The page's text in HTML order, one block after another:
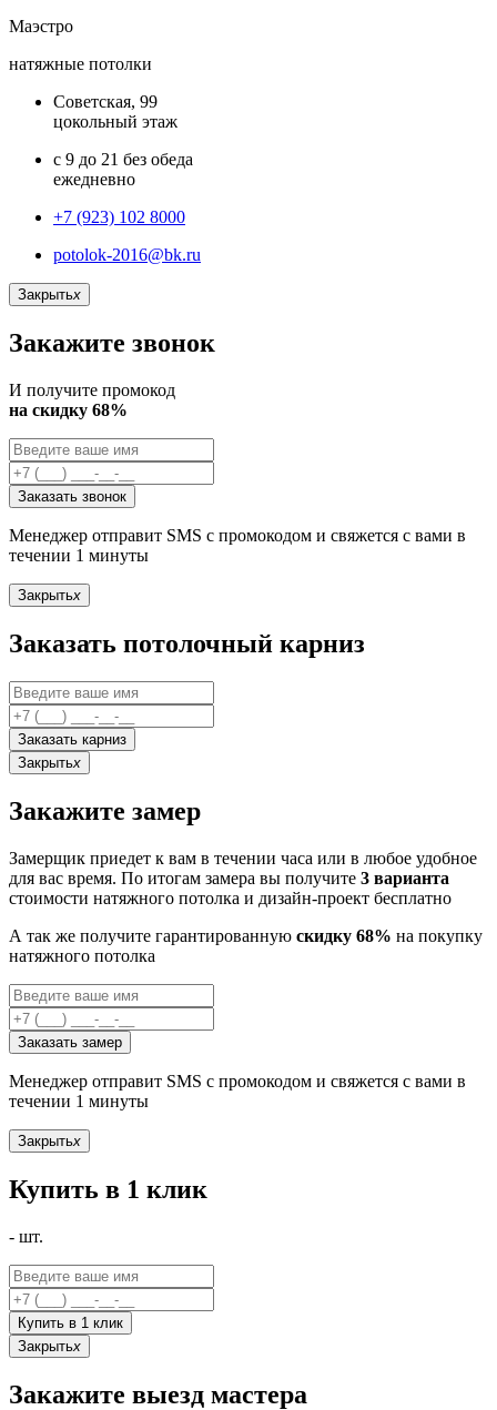
Маэстро
натяжные потолки
Советская, 99
цокольный этаж
с 9 до 21 без обеда
ежедневно
+7 (923) 102 8000
potolok-2016@bk.ru
Закрытьx
Закажите звонок
И получите промокод
на скидку 68%
Заказать звонок
Менеджер отправит SMS с промокодом и свяжется с вами в
течении 1 минуты
Закрытьx
Заказать потолочный карниз
Заказать карниз
Закрытьx
Закажите замер
Замерщик приедет к вам в течении часа или в любое удобное
для вас время. По итогам замера вы получите 3 варианта
стоимости натяжного потолка и дизайн-проект бесплатно
А так же получите гарантированную скидку 68% на покупку
натяжного потолка
Заказать замер
Менеджер отправит SMS с промокодом и свяжется с вами в
течении 1 минуты
Закрытьx
Купить в 1 клик
- шт.
Купить в 1 клик
Закрытьx
Закажите выезд мастера